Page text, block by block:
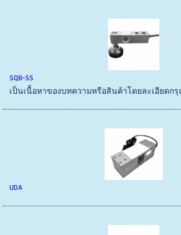
SQB-SS
เป็นเนื้อหาของบทความหรือสินค้าโดยละเอียด
UDA